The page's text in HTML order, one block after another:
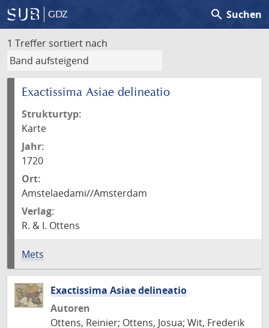
GDZ search Suchen
1 Treffer sortiert nach
Exactissima Asiae delineatio
Strukturtyp:
Karte
Jahr:
1720
Ort:
Amstelaedami//Amsterdam
Verlag:
R. & I. Ottens
Mets
Exactissima Asiae delineatio
Autoren
Ottens, Reinier; Ottens, Josua; Wit, Frederik